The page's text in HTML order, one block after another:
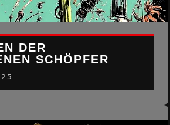
DER
SCHÖPFER